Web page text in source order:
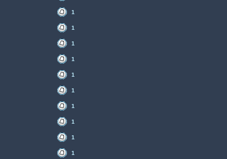
1
1
1
1
1
1
1
1
1
1